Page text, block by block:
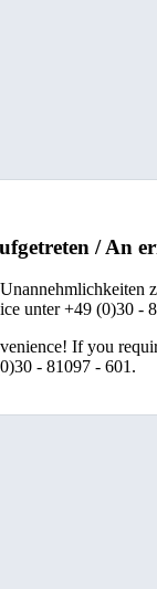
/ An
unter +49 (0)30 -
If you
- 81097 - 601.